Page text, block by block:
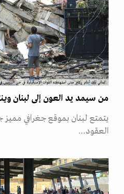
لبناني يقف أمام ركام مبنى استهدفته القوات الإسرائيلية في حي الرويس في
من سيمد يد العون إلى لبنان
يتمتع لبنان بموقع جغرافي
العقود…